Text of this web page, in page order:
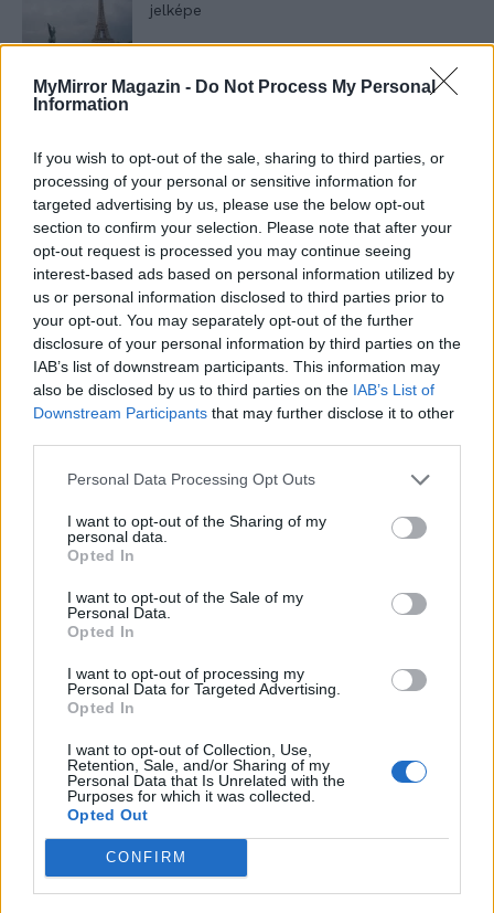
MyMirror Magazin - Do Not Process My Personal
Information
If you wish to opt-out of the sale, sharing to third parties, or
processing of your personal or sensitive information for
targeted advertising by us, please use the below opt-out
section to confirm your selection. Please note that after your
opt-out request is processed you may continue seeing
interest-based ads based on personal information utilized by
us or personal information disclosed to third parties prior to
your opt-out. You may separately opt-out of the further
disclosure of your personal information by third parties on the
IAB’s list of downstream participants. This information may
also be disclosed by us to third parties on the IAB’s List of
Downstream Participants that may further disclose it to other
Personal Data Processing Opt Outs
I want to opt-out of the Sharing of my
personal data.
Opted In
I want to opt-out of the Sale of my
Personal Data.
Opted In
I want to opt-out of processing my
Personal Data for Targeted Advertising.
Opted In
I want to opt-out of Collection, Use,
Retention, Sale, and/or Sharing of my
Personal Data that Is Unrelated with the
Purposes for which it was collected.
Opted Out
CONFIRM
jelképe
Minka 12. rész
Minka 11. rész
T. szereti a fiatal lányokat 14. rész
Pedig szóltam… – Miért nem hiszünk a
A legidegesítőbb kifejezések laza
gyűjteménye
Elyna Robbs: Adéle és az örökölt árnyak
A világ legismertebb ruhái